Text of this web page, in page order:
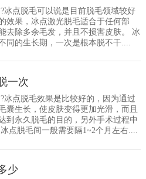
冰点脱毛可以说是目前脱毛领域较好
效果，冰点激光脱毛适合于任何部
去除多余毛发，并且不损害皮肤。 冰
同的生长期，一次是根本脱不干....
一次
冰点脱毛效果是比较好的，因为通过
囊生长，使皮肤变得更加光滑，而且
到永久脱毛的目的，另外手术过程中
点脱毛间一般需要隔1~2个月左右....
少